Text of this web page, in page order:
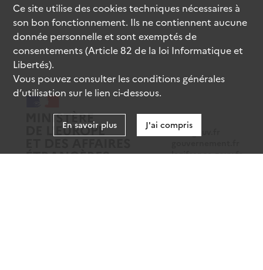
data.gouv.fr
legifrance.gouv.fr
Ce site utilise descookiestechniques nécessaires à
son bon fonctionnement. Ils ne contiennent aucune
donnée personnelle et sont exemptés de
consentements (Article 82 de la loi Informatique et
Libertés).
Vous pouvez consulter les conditions générales
d’utilisation sur le lien ci-dessous.
En savoir plus J'ai compris